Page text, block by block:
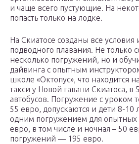
и чаще всего пустующие. На
попасть только на лодке.
На Скиатосе созданы все
подводного плавания. Не только
несколько погружений, но и
дайвинга с опытным
школе «Октопус», что находится
такси у Новой гавани Скиатоса, в
автобусов. Погружение с уроком
55 евро, допускаются и дети 8-10
одним погружением для опытных
евро, в том числе и ночная – 50
погружений — 195 евро.